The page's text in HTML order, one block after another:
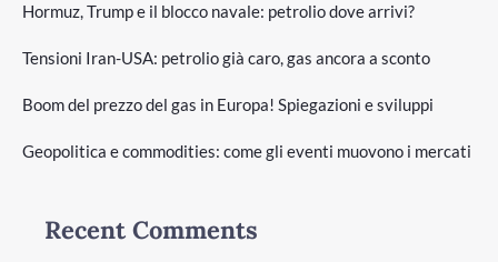
Hormuz, Trump e il blocco navale: petrolio dove arrivi?
Tensioni Iran-USA: petrolio già caro, gas ancora a sconto
Boom del prezzo del gas in Europa! Spiegazioni e sviluppi
Geopolitica e commodities: come gli eventi muovono i mercati
Recent Comments